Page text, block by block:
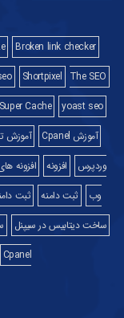
Broken link checker
Shortpixel The SEO
Cache yoast seo
آموزش Cpanel
آموزش
وردپرس
افزونه افزونه
وب
ثبت دامنه ثبت
ساخت دیتابیس در سیپنل
Cpanel